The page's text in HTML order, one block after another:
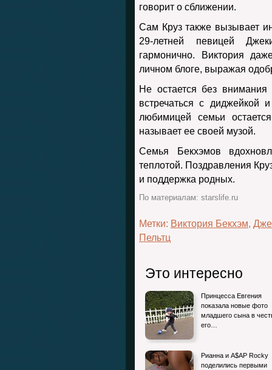
говорит о сближении.
Сам Круз также вызывает
29-летней певицей
гармонично. Виктория
личном блоге, выражая
Не остается без
встречаться с
любимицей семьи
называет ее своей музой.
Семья Бекхэмов
теплотой. Поздравления
и поддержка родных.
По материалам: starslife.ru
Метки: Виктория Бекхэм,
Пельтц
Это интересно
Принцесса Евгения
показала новые фото
младшего сына в
его…
Рианна и A$AP Rocky
поделились первыми